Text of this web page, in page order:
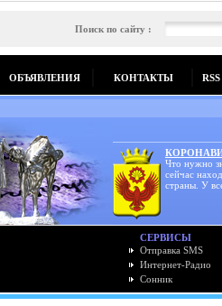
Поиск по сайту :
ОБЪЯВЛЕНИЯ КОНТАКТЫ
Что нужно
сейчас
страны. У
СЕРВИСЫ
Отправка SMS
Интернет-Радио
Сонник